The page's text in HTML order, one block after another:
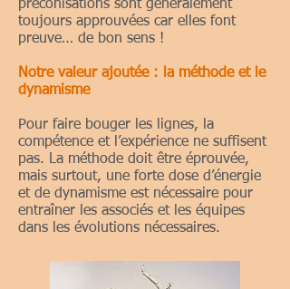
préconisations sont généralement
toujours approuvées car elles font
preuve… de bon sens !
Notre valeur ajoutée : la méthode et le
dynamisme
Pour faire bouger les lignes, la
compétence et l’expérience ne suffisent
pas. La méthode doit être éprouvée,
mais surtout, une forte dose d’énergie
et de dynamisme est nécessaire pour
entraîner les associés et les équipes
dans les évolutions nécessaires.